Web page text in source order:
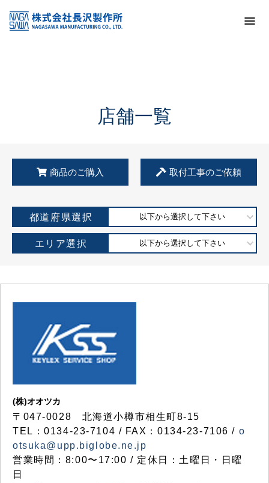
KSS加盟店・取扱店情報
店舗一覧
店舗一覧
商品のご購入 取付工事のご依頼
都道府県選択 以下から選択して下さい
エリア選択 以下から選択して下さい
(株)オオツカ
〒047-0028 北海道小樽市相生町8-15
TEL：0134-23-7104 / FAX：0134-23-7106 / o
otsuka@upp.biglobe.ne.jp
営業時間：8:00〜17:00 / 定休日：土曜日・日曜
日